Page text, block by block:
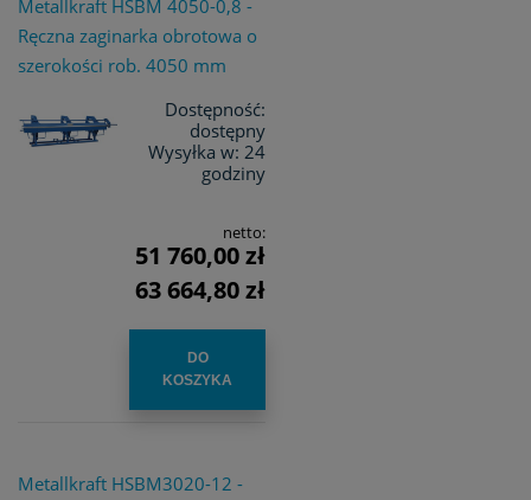
Metallkraft HSBM 4050-0,8 -
Ręczna zaginarka obrotowa o
szerokości rob. 4050 mm
Dostępność:
dostępny
Wysyłka w: 24
godziny
netto:
51 760,00 zł
63 664,80 zł
DO
KOSZYKA
Metallkraft HSBM3020-12 -